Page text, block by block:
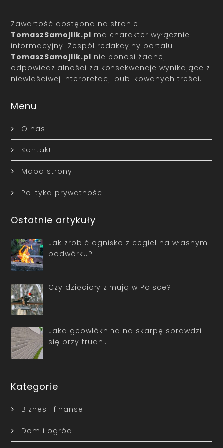
Zawartość dostępna na stronie
TomaszSamojlik.pl ma charakter wyłącznie
informacyjny. Zespół redakcyjny portalu
TomaszSamojlik.pl nie ponosi żadnej
odpowiedzialności za konsekwencje wynikające z
niewłaściwej interpretacji publikowanych treści.
Menu
O nas
Kontakt
Mapa strony
Polityka prywatności
Ostatnie artykuły
Jak zrobić ognisko z cegieł na własnym
podwórku?
Czy dzięcioły zimują w Polsce?
Jaka geowłóknina na skarpę sprawdzi
się przy trudn…
Kategorie
Biznes i finanse
Dom i ogród